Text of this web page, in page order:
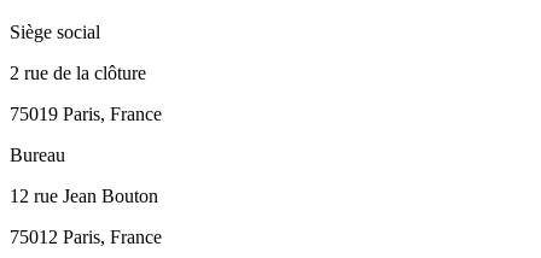
Siège social
2 rue de la clôture
75019 Paris, France
Bureau
12 rue Jean Bouton
75012 Paris, France